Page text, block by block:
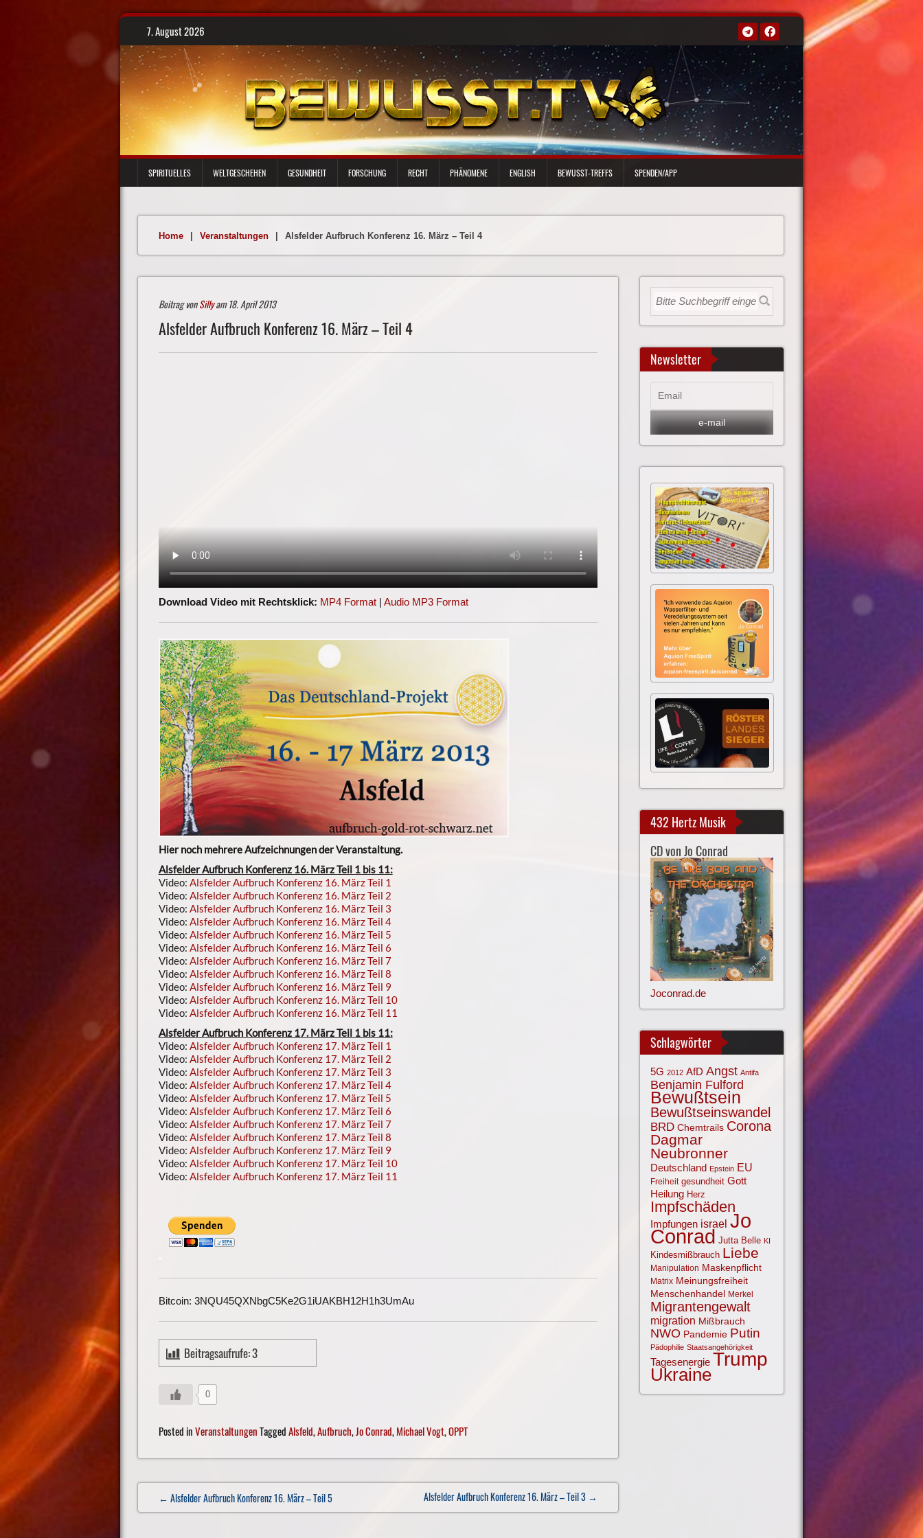
Skip
content
7. August 2026
SPIRITUELLES WELTGESCHEHEN GESUNDHEIT FORSCHUNG RECHT PHÄNOMENE ENGLISH BEWUSST-TREFFS SPENDEN/APP
Home Veranstaltungen Alsfelder Aufbruch Konferenz 16. März – Teil 4
Beitrag vonSillyam 18. April 2013
Alsfelder Aufbruch Konferenz 16. März – Teil 4
Download Video mit Rechtsklick: MP4 Format| Audio MP3 Format
Hier noch mehrere Aufzeichnungen der Veranstaltung.
Alsfelder Aufbruch Konferenz 16. März Teil 1 bis 11:
Video: Alsfelder Aufbruch Konferenz 16. März Teil 1
Video: Alsfelder Aufbruch Konferenz 16. März Teil 2
Video: Alsfelder Aufbruch Konferenz 16. März Teil 3
Video: Alsfelder Aufbruch Konferenz 16. März Teil 4
Video: Alsfelder Aufbruch Konferenz 16. März Teil 5
Video: Alsfelder Aufbruch Konferenz 16. März Teil 6
Video: Alsfelder Aufbruch Konferenz 16. März Teil 7
Video: Alsfelder Aufbruch Konferenz 16. März Teil 8
Video: Alsfelder Aufbruch Konferenz 16. März Teil 9
Video: Alsfelder Aufbruch Konferenz 16. März Teil 10
Video: Alsfelder Aufbruch Konferenz 16. März Teil 11
Alsfelder Aufbruch Konferenz 17. März Teil 1 bis 11:
Video: Alsfelder Aufbruch Konferenz 17. März Teil 1
Video: Alsfelder Aufbruch Konferenz 17. März Teil 2
Video: Alsfelder Aufbruch Konferenz 17. März Teil 3
Video: Alsfelder Aufbruch Konferenz 17. März Teil 4
Video: Alsfelder Aufbruch Konferenz 17. März Teil 5
Video: Alsfelder Aufbruch Konferenz 17. März Teil 6
Video: Alsfelder Aufbruch Konferenz 17. März Teil 7
Video: Alsfelder Aufbruch Konferenz 17. März Teil 8
Video: Alsfelder Aufbruch Konferenz 17. März Teil 9
Video: Alsfelder Aufbruch Konferenz 17. März Teil 10
Video: Alsfelder Aufbruch Konferenz 17. März Teil 11
Bitcoin: 3NQU45QXNbgC5Ke2G1iUAKBH12H1h3UmAu
Beitragsaufrufe:3
0
Posted inVeranstaltungenTaggedAlsfeld,Aufbruch,Jo Conrad,Michael Vogt,OPPT
Post
navigation
← Alsfelder Aufbruch Konferenz 16. März – Teil 5 Alsfelder Aufbruch Konferenz 16. März – Teil 3 →
Newsletter
432 Hertz Musik
CD von Jo Conrad
Joconrad.de
Schlagwörter
5G 2012 AfD Angst Antifa
Benjamin Fulford
Bewußtsein
Bewußtseinswandel
BRD Chemtrails Corona
Dagmar
Neubronner
Deutschland Epstein EU
Freiheit gesundheit Gott
Heilung Herz
Impfschäden
Impfungen israel Jo
Conrad Jutta Belle KI
Kindesmißbrauch Liebe
Manipulation Maskenpflicht
Matrix Meinungsfreiheit
Menschenhandel Merkel
Migrantengewalt
migration Mißbrauch
NWO Pandemie Putin
Pädophilie Staatsangehörigkeit
Tagesenergie Trump
Ukraine